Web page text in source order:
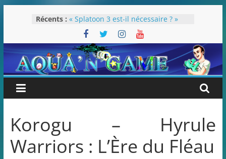
Récents : « Splatoon 3 est-il nécessaire ? »
« Dans les coulisses des JV Harry
Potter »
Pokémon Écarlate : ceci est une
révolution (ou pas) !
Attentes 2023
Rétrospective 2022
Korogu – Hyrule
Warriors : L’Ère du Fléau